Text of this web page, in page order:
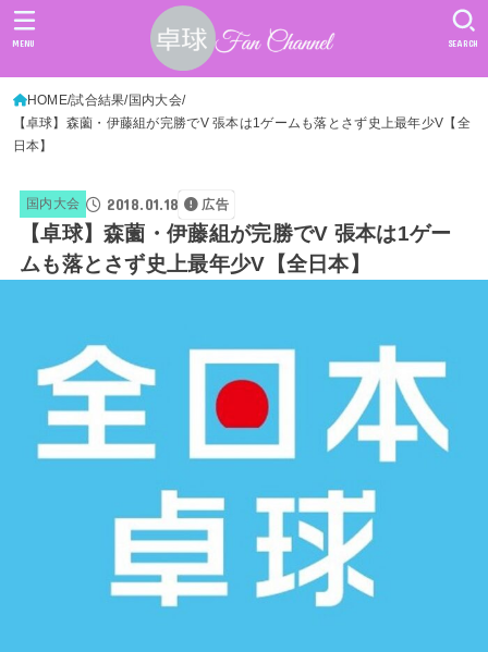
SEARCH
MENU
HOME 試合結果 国内大会
【卓球】森薗・伊藤組が完勝でV 張本は1ゲームも落とさず史上最年少V【全
日本】
国内大会 2018.01.18 広告
【卓球】森薗・伊藤組が完勝でV 張本は1ゲー
ムも落とさず史上最年少V【全日本】